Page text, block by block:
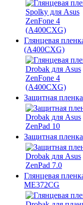
Глянцевая
(A400CXG)
Защитная
Защитная
Глянцевая
ME372CG